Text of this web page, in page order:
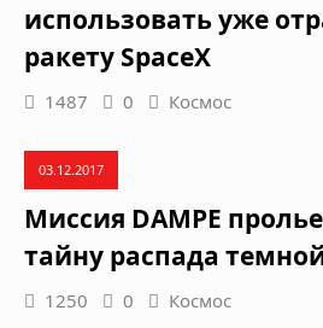
использовать уже
ракету SpaceX
1487 0 Космос
03.12.2017
Миссия DAMPE
тайну распада
1250 0 Космос